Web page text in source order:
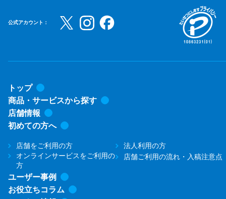
公式アカウント：
トップ
商品・サービスから探す
店舗情報
初めての方へ
店舗をご利用の方
法人利用の方
オンラインサービスをご利用の
方
店舗ご利用の流れ・入稿注意点
ユーザー事例
お役立ちコラム